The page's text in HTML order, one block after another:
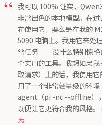
我可以 100% 证实，
非常出色的本地模型。在
在使用它，要么是在我的
5090 电脑上。我用它来处
常任务——没什么特别惊艳
个实用的工具。我想如果
取请求）上的话，我使用
用了一个非常轻量级的环
agent（pi -nc --offline），
以便让它更符合我的风格。
志